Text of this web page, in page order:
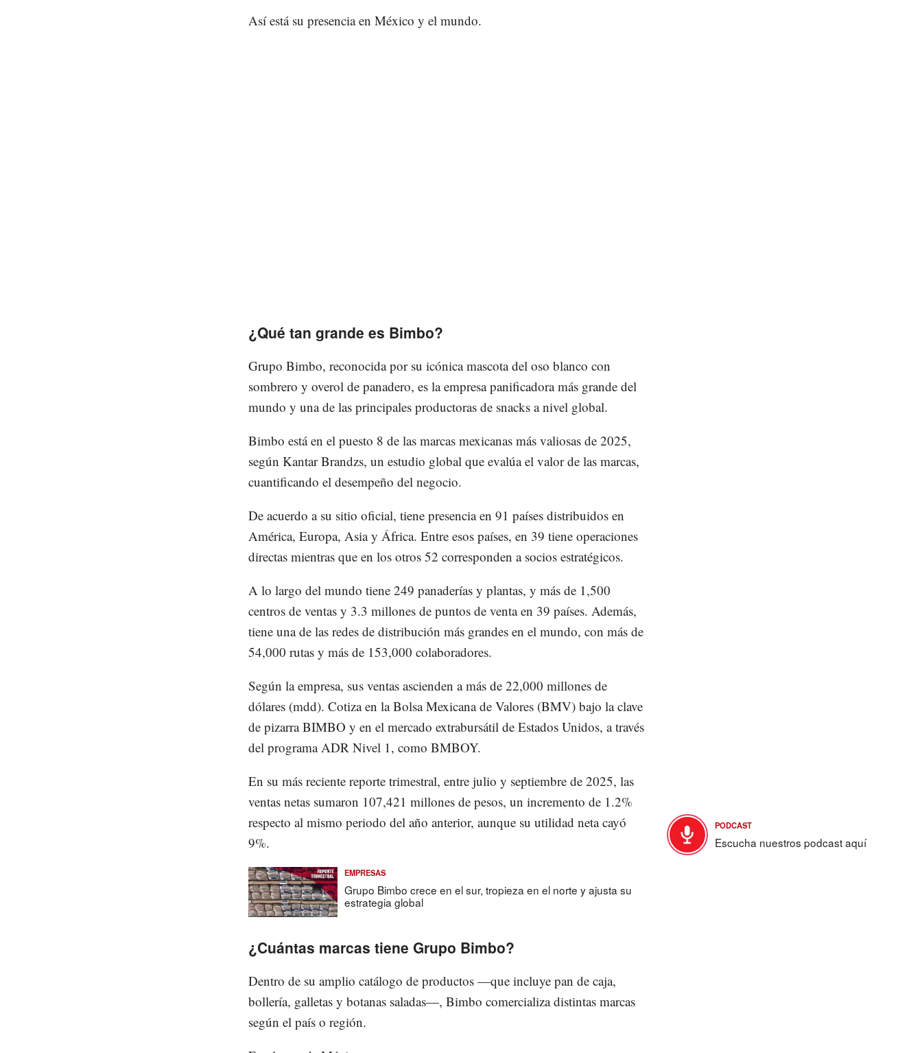
Así está su presencia en México y el mundo.
¿Qué tan grande es Bimbo?
Grupo Bimbo, reconocida por su icónica mascota del oso blanco con
sombrero y overol de panadero, es la empresa panificadora más grande del
mundo y una de las principales productoras de snacks a nivel global.
Bimbo está en el puesto 8 de las marcas mexicanas más valiosas de 2025,
según Kantar Brandzs, un estudio global que evalúa el valor de las marcas,
cuantificando el desempeño del negocio.
De acuerdo a su sitio oficial, tiene presencia en 91 países distribuidos en
América, Europa, Asia y África. Entre esos países, en 39 tiene operaciones
directas mientras que en los otros 52 corresponden a socios estratégicos.
A lo largo del mundo tiene 249 panaderías y plantas, y más de 1,500
centros de ventas y 3.3 millones de puntos de venta en 39 países. Además,
tiene una de las redes de distribución más grandes en el mundo, con más de
54,000 rutas y más de 153,000 colaboradores.
Según la empresa, sus ventas ascienden a más de 22,000 millones de
dólares (mdd). Cotiza en la Bolsa Mexicana de Valores (BMV) bajo la clave
de pizarra BIMBO y en el mercado extrabursátil de Estados Unidos, a través
del programa ADR Nivel 1, como BMBOY.
En su más reciente reporte trimestral, entre julio y septiembre de 2025, las
ventas netas sumaron 107,421 millones de pesos, un incremento de 1.2%
respecto al mismo periodo del año anterior, aunque su utilidad neta cayó
9%.
EMPRESAS
Grupo Bimbo crece en el sur, tropieza en el norte y ajusta su
estrategia global
¿Cuántas marcas tiene Grupo Bimbo?
Dentro de su amplio catálogo de productos —que incluye pan de caja,
bollería, galletas y botanas saladas—, Bimbo comercializa distintas marcas
según el país o región.
PODCAST
Escucha nuestros podcast aquí